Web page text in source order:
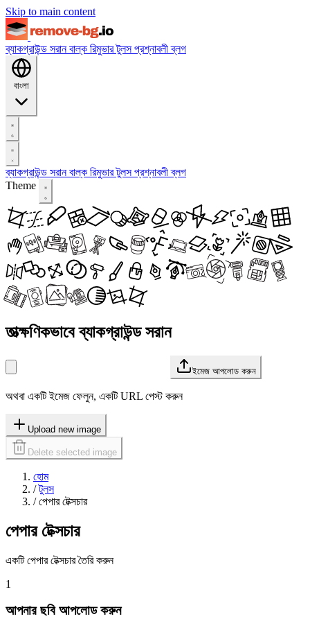
Skip to main content
ব্যাকগ্রাউন্ড সরানবাল্ক রিমুভারটুলসপ্রশ্নাবলীব্লগ
বাংলা
ব্যাকগ্রাউন্ড সরানবাল্ক রিমুভারটুলসপ্রশ্নাবলীব্লগ
Theme
তাত্ক্ষণিকভাবে ব্যাকগ্রাউন্ড সরান
ইমেজ আপলোড করুন
অথবা একটি ইমেজ ফেলুন, একটি URL পেস্ট করুন
Upload new image
Delete selected image
হোম
/ টুলস
/ পেপার টেক্সচার
পেপার টেক্সচার
একটি পেপার টেক্সচার তৈরি করুন
1
আপনার ছবি আপলোড করুন